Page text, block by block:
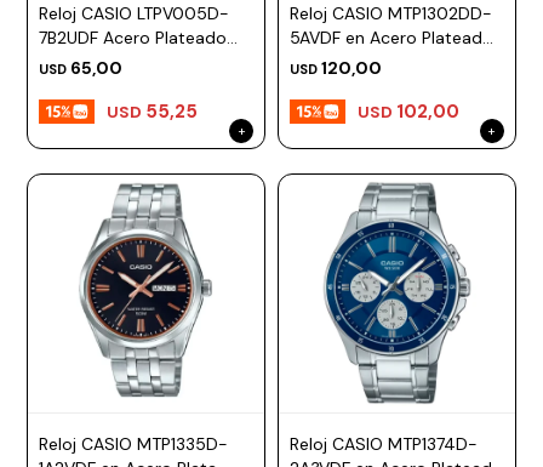
Reloj CASIO LTPV005D-
7B2UDF Acero Plateado
Esfera 28mm
USD 65,00
USD 55,25
Reloj CASIO MTP1302DD-
5AVDF en Acero Plateado
Esfera 38mm
USD 120,00
USD 102,00
Reloj CASIO MTP1335D-
Reloj CASIO MTP1374D-